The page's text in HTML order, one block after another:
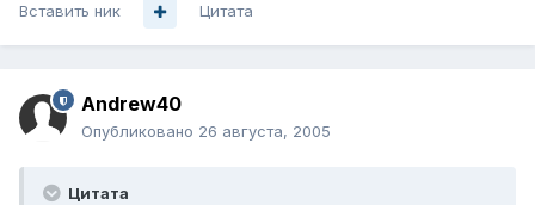
Вставить ник Цитата
Andrew40
Опубликовано 26 августа, 2005
Цитата